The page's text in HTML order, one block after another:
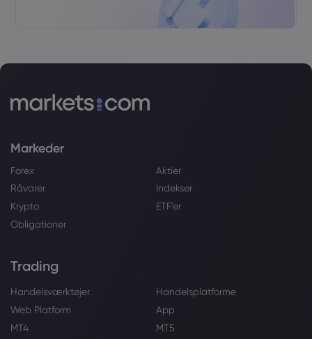
Markeder
Forex
Aktier
Råvarer
Indekser
Krypto
ETF'er
Obligationer
Trading
Handelsværktøjer
Handelsplatforme
Web Platform
App
MT4
MT5